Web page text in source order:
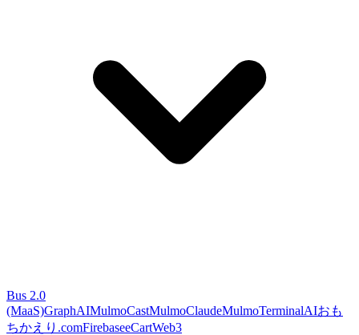
Bus 2.0
(MaaS)GraphAIMulmoCastMulmoClaudeMulmoTerminalAIおも
ちかえり.comFirebaseeCartWeb3